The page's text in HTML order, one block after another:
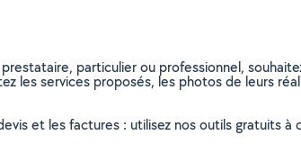
particulier ou professionnel,
les services proposés, les photos de leurs
et les factures : utilisez nos outils gratuits